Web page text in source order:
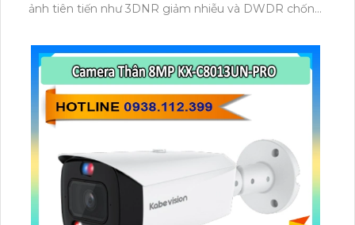
ảnh tiên tiến như 3DNR giảm nhiễu và DWDR chống
tự nhiên trong mọi điều kiện ánh sáng.